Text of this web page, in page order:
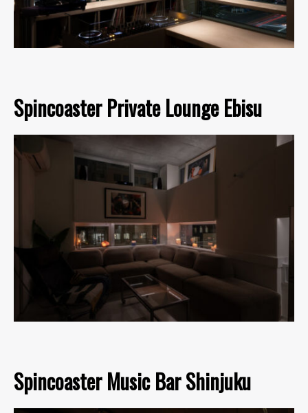
Spincoaster Private Lounge Ebisu
Spincoaster Music Bar Shinjuku